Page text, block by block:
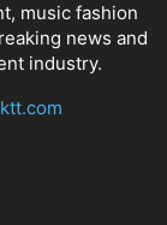
music fashion
news and
industry.